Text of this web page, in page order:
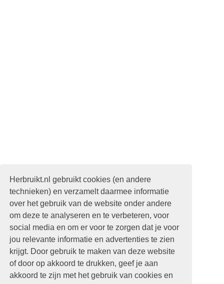
Herbruikt.nl gebruikt cookies (en andere
technieken) en verzamelt daarmee informatie
over het gebruik van de website onder andere
om deze te analyseren en te verbeteren, voor
social media en om er voor te zorgen dat je voor
jou relevante informatie en advertenties te zien
krijgt. Door gebruik te maken van deze website
of door op akkoord te drukken, geef je aan
akkoord te zijn met het gebruik van cookies en